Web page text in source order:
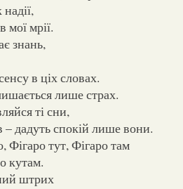
мрії.
знань,
в ціх словах.
лише страх.
ті сни,
– дадуть спокій лише вони.
Фігаро тут, Фігаро там
кутам.
штрих